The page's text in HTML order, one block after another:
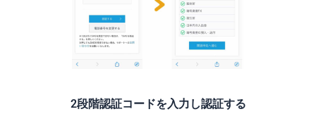
2段階認証コードを入力し認証する